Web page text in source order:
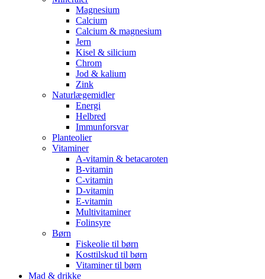
Magnesium
Calcium
Calcium & magnesium
Jern
Kisel & silicium
Chrom
Jod & kalium
Zink
Naturlægemidler
Energi
Helbred
Immunforsvar
Planteolier
Vitaminer
A-vitamin & betacaroten
B-vitamin
C-vitamin
D-vitamin
E-vitamin
Multivitaminer
Folinsyre
Børn
Fiskeolie til børn
Kosttilskud til børn
Vitaminer til børn
Mad & drikke